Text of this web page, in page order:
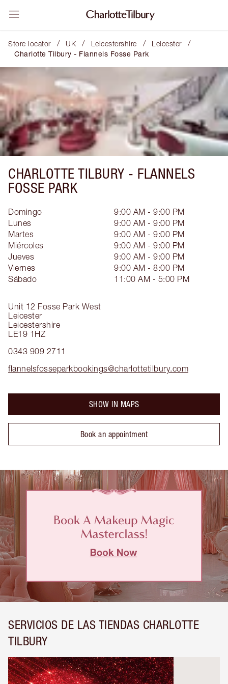
Store locator / UK / Leicestershire / Leicester /
Charlotte Tilbury - Flannels Fosse Park
CHARLOTTE TILBURY - FLANNELS
FOSSE PARK
Unit 12 Fosse Park West
Leicester
Leicestershire
LE19 1HZ
0343 909 2711
flannelsfosseparkbookings@charlottetilbury.com
Domingo
9:00 AM - 9:00 PM
Lunes
9:00 AM - 9:00 PM
Martes
9:00 AM - 9:00 PM
Miércoles
9:00 AM - 9:00 PM
Jueves
9:00 AM - 9:00 PM
Viernes
9:00 AM - 8:00 PM
Sábado
11:00 AM - 5:00 PM
SHOW IN MAPS
Book an appointment
SERVICIOS DE LAS TIENDAS CHARLOTTE
TILBURY